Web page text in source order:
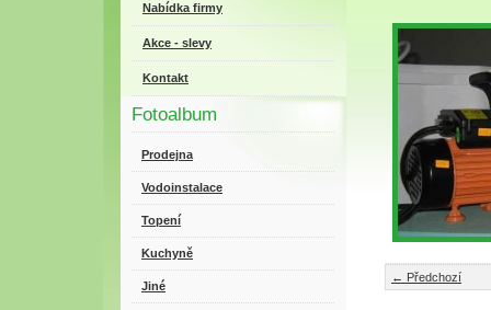
Nabídka firmy
Akce - slevy
Kontakt
Fotoalbum
Prodejna
Vodoinstalace
Topení
Kuchyně
Jiné
← Předchozí